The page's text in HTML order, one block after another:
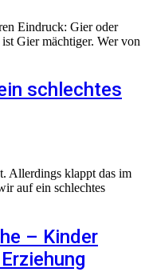
Eindruck: Gier oder
Gier mächtiger. Wer von
schlechtes
Allerdings klappt das im
auf ein schlechtes
– Kinder